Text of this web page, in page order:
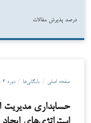
درصد پذیرش مقالات
صفحه اصلی / بایگانی‌ها / دوره ۴ شماره ۱ (۱۴۰۵): اردیبهشت ۱۴۰۵
حسابداری مدیریت